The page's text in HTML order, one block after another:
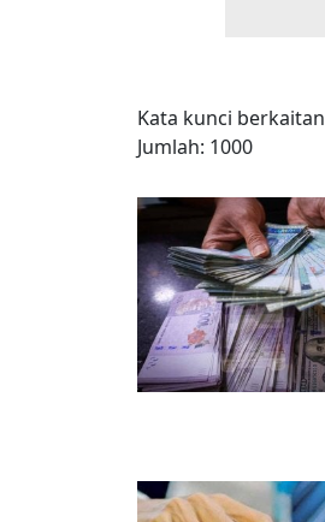
Kata kunci berkaitan
Jumlah: 1000